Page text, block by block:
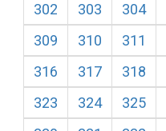
302
303 304
309
310 311
316
317 318
323
324 325